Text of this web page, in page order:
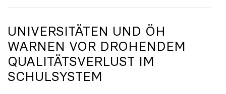
UNIVERSITÄTEN UND ÖH
WARNEN VOR DROHENDEM
QUALITÄTSVERLUST IM
SCHULSYSTEM